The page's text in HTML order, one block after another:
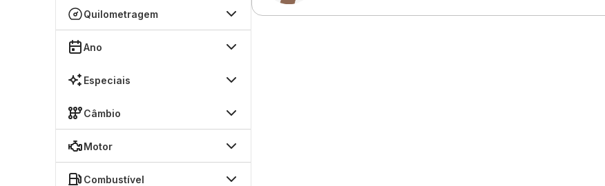
Quilometragem
Ano
Especiais
Câmbio
Motor
Combustível